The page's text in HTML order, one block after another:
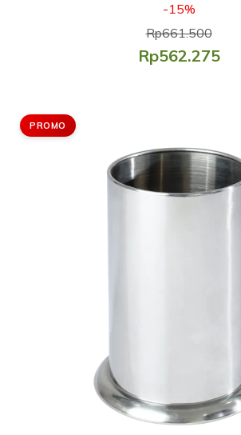
-15%
Rp661.500
Rp562.275
PROMO